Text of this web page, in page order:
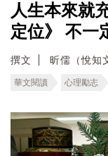
人生本來就
定位》 不一
撰文 昕儒（悅知
華文閱讀 心理勵志